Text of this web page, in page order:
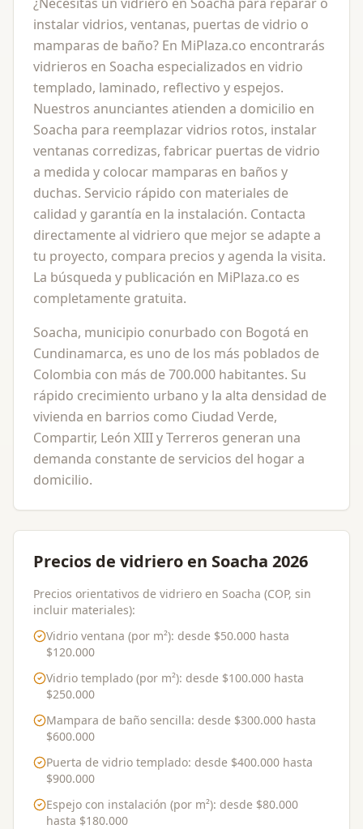
instalar vidrios, ventanas, puertas de vidrio o
mamparas de baño? En MiPlaza.co encontrarás
vidrieros en Soacha especializados en vidrio
templado, laminado, reflectivo y espejos.
Nuestros anunciantes atienden a domicilio en
Soacha para reemplazar vidrios rotos, instalar
ventanas corredizas, fabricar puertas de vidrio
a medida y colocar mamparas en baños y
duchas. Servicio rápido con materiales de
calidad y garantía en la instalación. Contacta
directamente al vidriero que mejor se adapte a
tu proyecto, compara precios y agenda la visita.
La búsqueda y publicación en MiPlaza.co es
completamente gratuita.
Soacha, municipio conurbado con Bogotá en
Cundinamarca, es uno de los más poblados de
Colombia con más de 700.000 habitantes. Su
rápido crecimiento urbano y la alta densidad de
vivienda en barrios como Ciudad Verde,
Compartir, León XIII y Terreros generan una
demanda constante de servicios del hogar a
domicilio.
Precios de vidriero en Soacha 2026
Precios orientativos de vidriero en Soacha (COP, sin
incluir materiales):
Vidrio ventana (por m²): desde $50.000 hasta
$120.000
Vidrio templado (por m²): desde $100.000 hasta
$250.000
Mampara de baño sencilla: desde $300.000 hasta
$600.000
Puerta de vidrio templado: desde $400.000 hasta
$900.000
Espejo con instalación (por m²): desde $80.000
hasta $180.000